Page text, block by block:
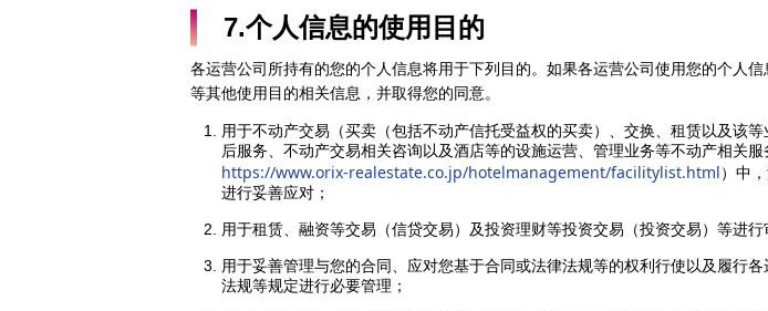
7.个人信息的使用目的
各运营公司所持有的您的个人信息将用于下列目的。如果各运营公司使用您的个人
等其他使用目的相关信息，并取得您的同意。
用于不动产交易（买卖（包括不动产信托受益权的买卖）、交换、租赁以及该
后服务、不动产交易相关咨询以及酒店等的设施运营、管理业务等不动产相关
https://www.orix-realestate.co.jp/hotelmanagement/facilitylist.html）中
进行妥善应对；
用于租赁、融资等交易（信贷交易）及投资理财等投资交易（投资交易）等进
用于妥善管理与您的合同、应对您基于合同或法律法规等的权利行使以及履行
法规等规定进行必要管理；